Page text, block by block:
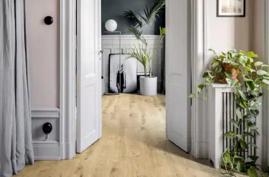
Ilmainen toimitus yli 100 €:n tilauksille
Postin pakettiautomaattiin tai
palvelupisteeseen!
Etu ei koske Suuri‑lisäpalvelulla toimitettavia tuotteita.
Tarkista myymäläsaatavuus